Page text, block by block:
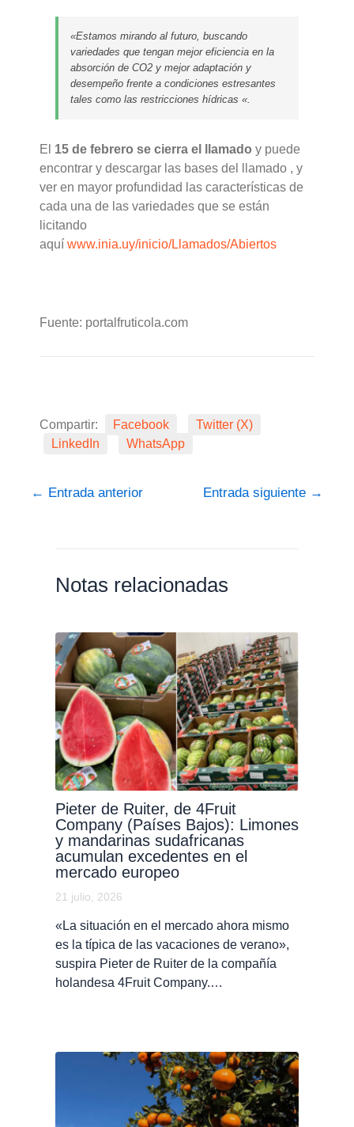
«Estamos mirando al futuro, buscando
variedades que tengan mejor eficiencia en la
absorción de CO2 y mejor adaptación y
desempeño frente a condiciones estresantes
tales como las restricciones hídricas «.
El 15 de febrero se cierra el llamadoy puede
encontrar y descargar las bases del llamado , y
ver en mayor profundidad las características de
cada una de las variedades que se están
licitando
aquíwww.inia.uy/inicio/Llamados/Abiertos
Fuente: portalfruticola.com
Compartir: Facebook
Twitter (X)
LinkedIn
WhatsApp
← Entrada anterior Entrada siguiente →
Notas relacionadas
Pieter de Ruiter, de 4Fruit
Company (Países Bajos): Limones
y mandarinas sudafricanas
acumulan excedentes en el
mercado europeo
21 julio, 2026
«La situación en el mercado ahora mismo
es la típica de las vacaciones de verano»,
suspira Pieter de Ruiter de la compañía
holandesa 4Fruit Company.…